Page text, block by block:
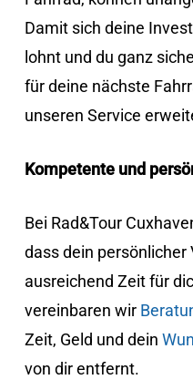
Damit sich deine
lohnt und du ganz
für deine nächste
unseren Service
Kompetente und
Bei Rad&Tour
dass dein
ausreichend Zeit für
vereinbaren wir
Zeit, Geld und dein
von dir entfernt.